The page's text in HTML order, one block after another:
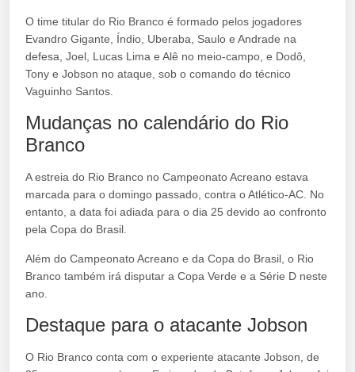
O time titular do Rio Branco é formado pelos jogadores
Evandro Gigante, Índio, Uberaba, Saulo e Andrade na
defesa, Joel, Lucas Lima e Alê no meio-campo, e Dodô,
Tony e Jobson no ataque, sob o comando do técnico
Vaguinho Santos.
Mudanças no calendário do Rio
Branco
A estreia do Rio Branco no Campeonato Acreano estava
marcada para o domingo passado, contra o Atlético-AC. No
entanto, a data foi adiada para o dia 25 devido ao confronto
pela Copa do Brasil.
Além do Campeonato Acreano e da Copa do Brasil, o Rio
Branco também irá disputar a Copa Verde e a Série D neste
ano.
Destaque para o atacante Jobson
O Rio Branco conta com o experiente atacante Jobson, de